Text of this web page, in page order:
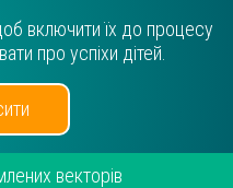
включити їх до процесу
про успіхи дітей.
векторів